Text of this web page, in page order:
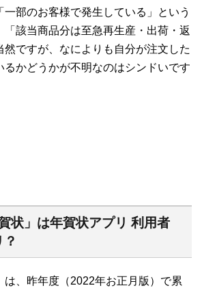
一部のお客様で発生している」という
「該当商品分は至急再生産・出荷・返
然ですが、なによりも自分が注文した
るかどうかが不明なのはシンドいです
状」は年賀状アプリ 利用者
は、昨年度（2022年お正月版）で累